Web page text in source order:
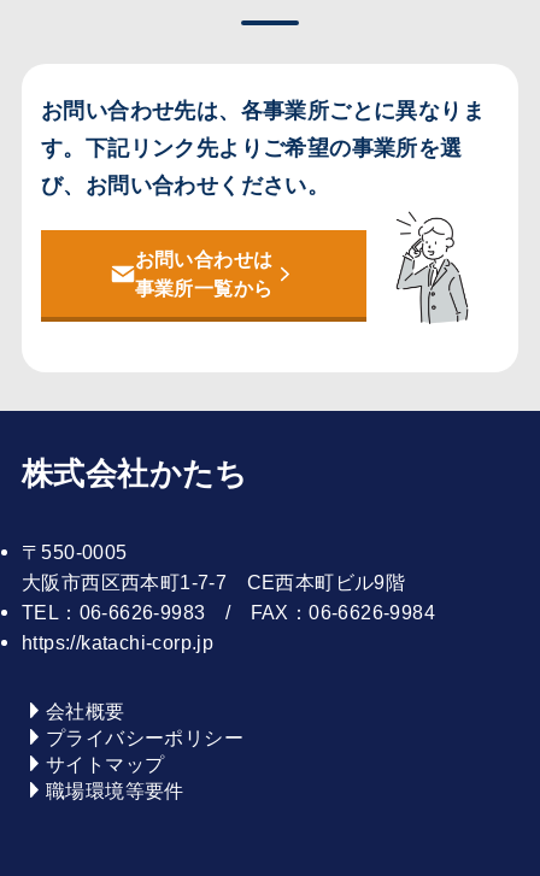
お問い合わせ先は、各事業所ごとに異なりま
す。 下記リンク先よりご希望の事業所を選
び、お問い合わせください。
お問い合わせは
事業所一覧から
株式会社かたち
〒550-0005
大阪市西区西本町1-7-7 CE西本町ビル9階
TEL：06-6626-9983 / FAX：06-6626-9984
https://katachi-corp.jp
会社概要
プライバシーポリシー
サイトマップ
職場環境等要件